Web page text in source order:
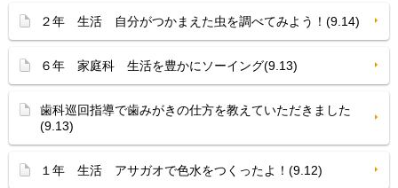
２年 生活 自分がつかまえた虫を調べてみよう！(9.14)
６年 家庭科 生活を豊かにソーイング(9.13)
歯科巡回指導で歯みがきの仕方を教えていただきました
(9.13)
１年 生活 アサガオで色水をつくったよ！(9.12)